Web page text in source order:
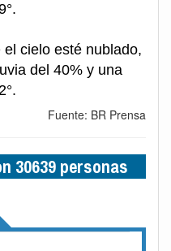
cielo esté nublado,
del 40% y una
Fuente: BR Prensa
30639 personas